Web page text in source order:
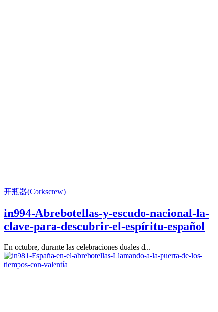
开瓶器(Corkscrew)
in994-Abrebotellas-y-escudo-nacional-la-
clave-para-descubrir-el-espíritu-español
En octubre, durante las celebraciones duales d...